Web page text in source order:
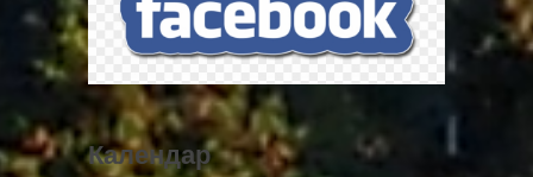
Календар